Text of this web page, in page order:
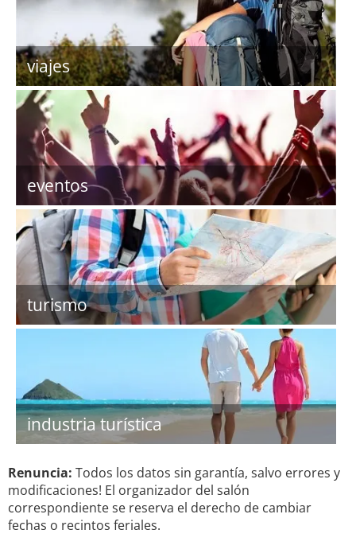
viajes
eventos
turismo
industria turística
Renuncia: Todos los datos sin garantía, salvo errores y
modificaciones! El organizador del salón
correspondiente se reserva el derecho de cambiar
fechas o recintos feriales.